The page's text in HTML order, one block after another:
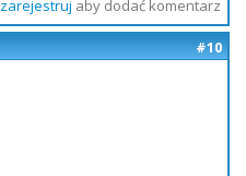
zarejestruj aby dodać komentarz
#10